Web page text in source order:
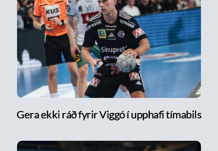
Gera ekki ráð fyrir Viggó í upphafi tímabils